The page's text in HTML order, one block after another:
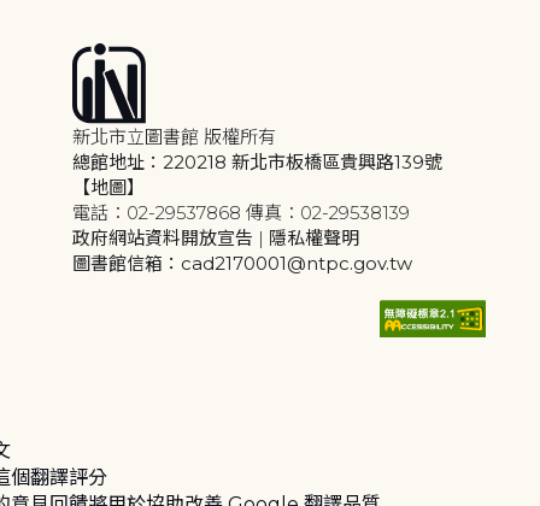
新北市立圖書館 版權所有
總館地址：220218 新北市板橋區貴興路139號
【地圖】
電話：02-29537868 傳真：02-29538139
政府網站資料開放宣告 | 隱私權聲明
圖書館信箱：cad2170001@ntpc.gov.tw
個翻譯評分